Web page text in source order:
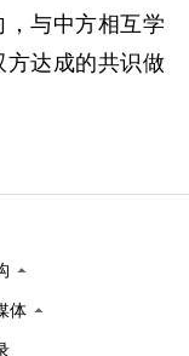
与中方相互学
达成的共识做
体